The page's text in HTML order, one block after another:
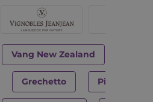
Vang New Zealand
Grechetto Pinot Grigio